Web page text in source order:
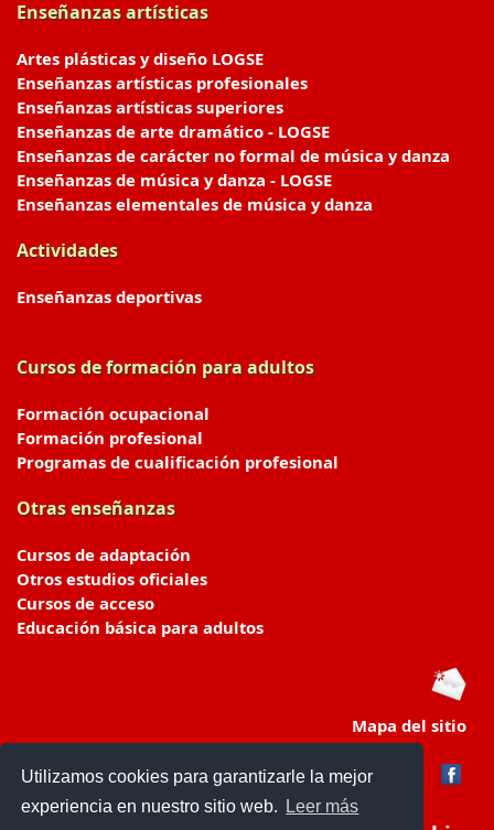
Utilizamos cookies para garantizarle la mejor
experiencia en nuestro sitio web.
Leer más
Enseñanzas artísticas
Artes plásticas y diseño LOGSE
Enseñanzas artísticas profesionales
Enseñanzas artísticas superiores
Enseñanzas de arte dramático - LOGSE
Enseñanzas de carácter no formal de música y danza
Enseñanzas de música y danza - LOGSE
Enseñanzas elementales de música y danza
Actividades
Enseñanzas deportivas
Cursos de formación para adultos
Formación ocupacional
Formación profesional
Programas de cualificación profesional
Otras enseñanzas
Cursos de adaptación
Otros estudios oficiales
Cursos de acceso
Educación básica para adultos
Mapa del sitio